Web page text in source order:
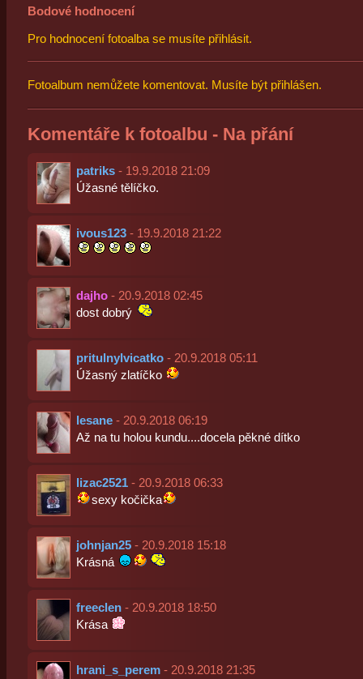
Bodové hodnocení
Pro hodnocení fotoalba se musíte přihlásit.
Fotoalbum nemůžete komentovat. Musíte být přihlášen.
Komentáře k fotoalbu - Na přání
patriks- 19.9.2018 21:09
Úžasné tělíčko.
ivous123- 19.9.2018 21:22
dajho- 20.9.2018 02:45
dost dobrý
pritulnylvicatko- 20.9.2018 05:11
Úžasný zlatíčko
lesane- 20.9.2018 06:19
Až na tu holou kundu....docela pěkné dítko
lizac2521- 20.9.2018 06:33
sexy kočička
johnjan25- 20.9.2018 15:18
Krásná
freeclen- 20.9.2018 18:50
Krása
hrani_s_perem- 20.9.2018 21:35